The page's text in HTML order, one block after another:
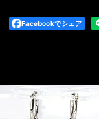
Facebookでシェア